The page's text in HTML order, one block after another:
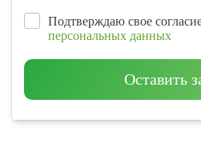
Подтверждаю свое
персональных данных
Оставить